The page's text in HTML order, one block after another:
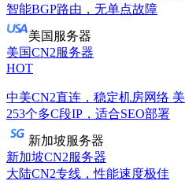
智能BGP路由，无单点故障
美国服务器
美国CN2服务器
HOT
中美CN2直连，稳定机房网络
253个多C段IP，适合SEO部署
新加坡服务器
新加坡CN2服务器
大陆CN2专线，性能速度极佳